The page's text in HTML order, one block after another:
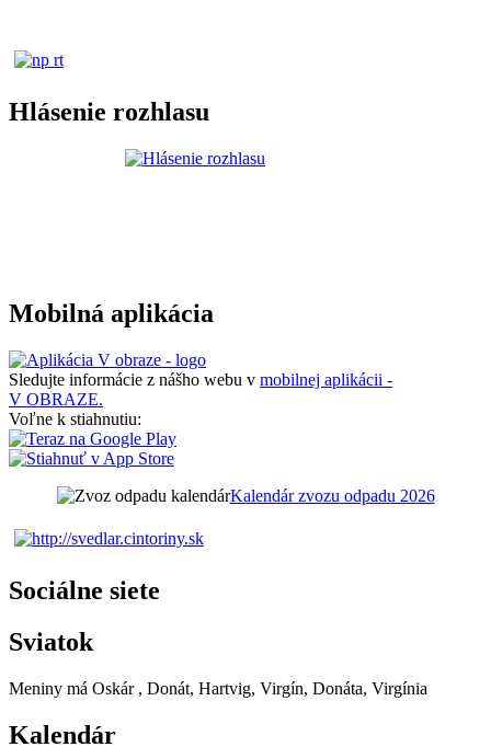
Hlásenie rozhlasu
Mobilná aplikácia
Sledujte informácie z nášho webu v mobilnej aplikácii -
V OBRAZE.
Voľne k stiahnutiu:
Kalendár zvozu odpadu 2026
Sociálne siete
Sviatok
Meniny má Oskár , Donát, Hartvig, Virgín, Donáta, Virgínia
Kalendár